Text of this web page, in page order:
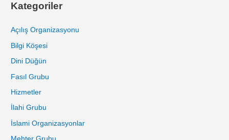
Kategoriler
Açılış Organizasyonu
Bilgi Köşesi
Dini Düğün
Fasıl Grubu
Hizmetler
İlahi Grubu
İslami Organizasyonlar